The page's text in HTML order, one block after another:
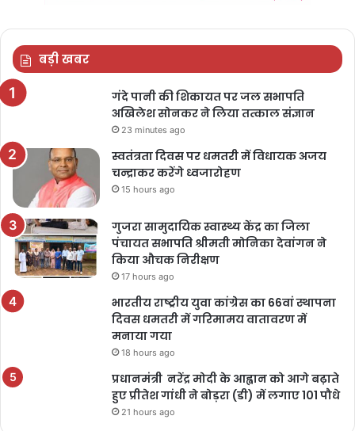
बड़ी खबर
गंदे पानी की शिकायत पर जल सभापति
अखिलेश सोनकर ने लिया तत्काल संज्ञान
23 minutes ago
स्वतंत्रता दिवस पर धमतरी में विधायक अजय
चन्द्राकर करेंगे ध्वजारोहण
15 hours ago
गुजरा सामुदायिक स्वास्थ्य केंद्र का जिला
पंचायत सभापति श्रीमती मोनिका देवांगन ने
किया औचक निरीक्षण
17 hours ago
भारतीय राष्ट्रीय युवा कांग्रेस का 66वां स्थापना
दिवस धमतरी में गरिमामय वातावरण में
मनाया गया
18 hours ago
प्रधानमंत्री नरेंद्र मोदी के आह्वान को आगे बढ़ाते
हुए प्रीतेश गांधी ने बोड़रा (डी) में लगाए 101 पौधे
21 hours ago